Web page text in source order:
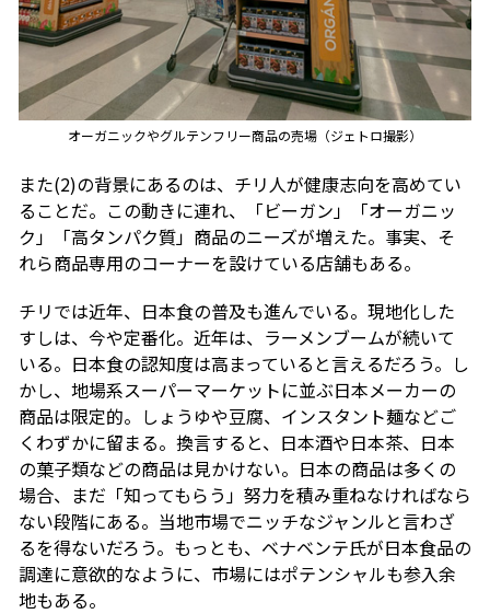
オーガニックやグルテンフリー商品の売場（ジェトロ撮影）
また(2)の背景にあるのは、チリ人が健康志向を高めてい
ることだ。この動きに連れ、「ビーガン」「オーガニッ
ク」「高タンパク質」商品のニーズが増えた。事実、そ
れら商品専用のコーナーを設けている店舗もある。
チリでは近年、日本食の普及も進んでいる。現地化した
すしは、今や定番化。近年は、ラーメンブームが続いて
いる。日本食の認知度は高まっていると言えるだろう。し
かし、地場系スーパーマーケットに並ぶ日本メーカーの
商品は限定的。しょうゆや豆腐、インスタント麺などご
くわずかに留まる。換言すると、日本酒や日本茶、日本
の菓子類などの商品は見かけない。日本の商品は多くの
場合、まだ「知ってもらう」努力を積み重ねなければなら
ない段階にある。当地市場でニッチなジャンルと言わざ
るを得ないだろう。もっとも、ベナベンテ氏が日本食品の
調達に意欲的なように、市場にはポテンシャルも参入余
地もある。